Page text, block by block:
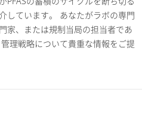
しています。 あなたがラボの専門
家、または規制当局の担当者であ
理戦略について貴重な情報をご提